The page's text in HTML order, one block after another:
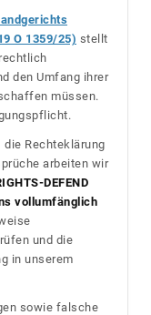
O 1359/25) stellt
den Umfang ihrer
müssen.
die Rechteklärung
arbeiten wir
DEFEND
vollumfänglich
und die
in unserem
sowie falsche